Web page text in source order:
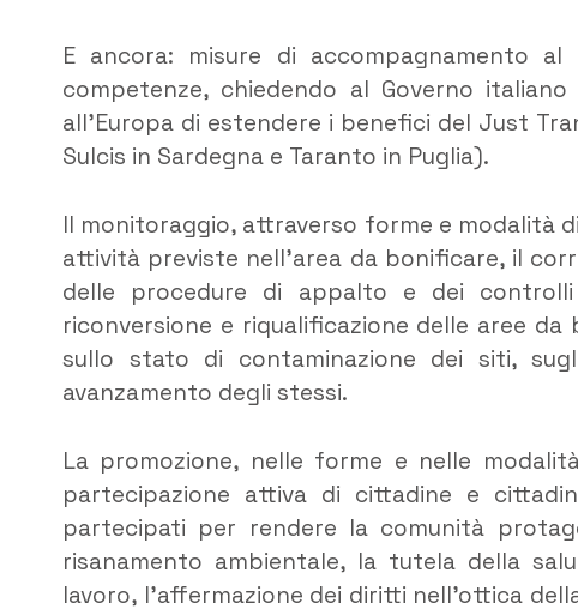
E ancora: misure di accompagnamento
competenze, chiedendo al Governo
all’Europa di estendere i benefici del Just
Sulcis in Sardegna e Taranto in Puglia).
Il monitoraggio, attraverso forme e modalità
attività previste nell’area da bonificare, il
delle procedure di appalto e dei
riconversione e riqualificazione delle aree
sullo stato di contaminazione dei siti,
avanzamento degli stessi.
La promozione, nelle forme e nelle
partecipazione attiva di cittadine e
partecipati per rendere la comunità
risanamento ambientale, la tutela della
lavoro, l’affermazione dei diritti nell’ottica